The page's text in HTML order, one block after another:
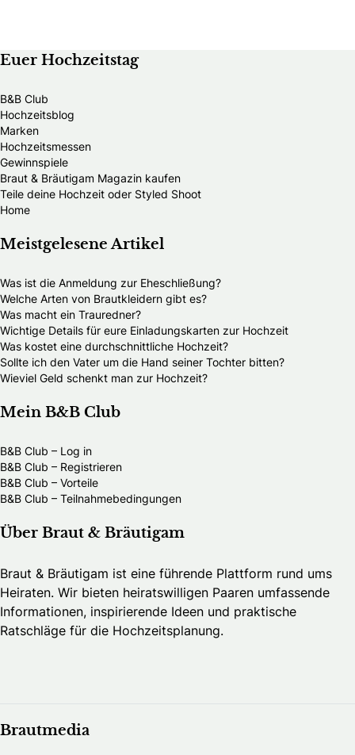
Euer Hochzeitstag
B&B Club
Hochzeitsblog
Marken
Hochzeitsmessen
Gewinnspiele
Braut & Bräutigam Magazin kaufen
Teile deine Hochzeit oder Styled Shoot
Home
Meistgelesene Artikel
Was ist die Anmeldung zur Eheschließung?
Welche Arten von Brautkleidern gibt es?
Was macht ein Trauredner?
Wichtige Details für eure Einladungskarten zur Hochzeit
Was kostet eine durchschnittliche Hochzeit?
Sollte ich den Vater um die Hand seiner Tochter bitten?
Wieviel Geld schenkt man zur Hochzeit?
Mein B&B Club
B&B Club – Log in
B&B Club – Registrieren
B&B Club – Vorteile
B&B Club – Teilnahmebedingungen
Über Braut & Bräutigam
Braut & Bräutigam ist eine führende Plattform rund ums
Heiraten. Wir bieten heiratswilligen Paaren umfassende
Informationen, inspirierende Ideen und praktische
Ratschläge für die Hochzeitsplanung.
Brautmedia